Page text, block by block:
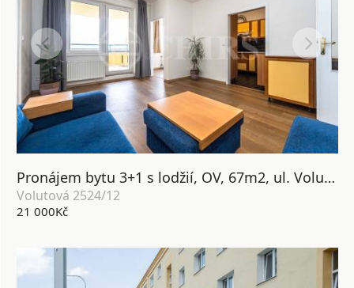
Pronájem bytu 3+1 s lodžií, OV, 67m2, ul. Volutová 2524/12, Praha 5 - Hůrka
Volutová 2524/12
21 000Kč